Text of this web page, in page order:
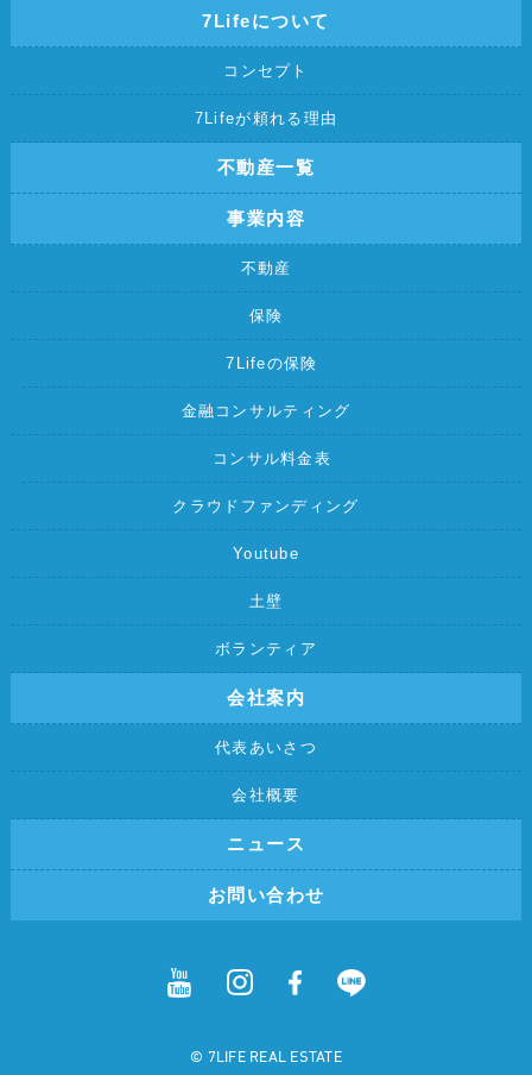
7Lifeについて
コンセプト
7Lifeが頼れる理由
不動産一覧
事業内容
不動産
保険
7Lifeの保険
金融コンサルティング
コンサル料金表
クラウドファンディング
Youtube
土壁
ボランティア
会社案内
代表あいさつ
会社概要
ニュース
お問い合わせ
©︎ 7LIFE REAL ESTATE